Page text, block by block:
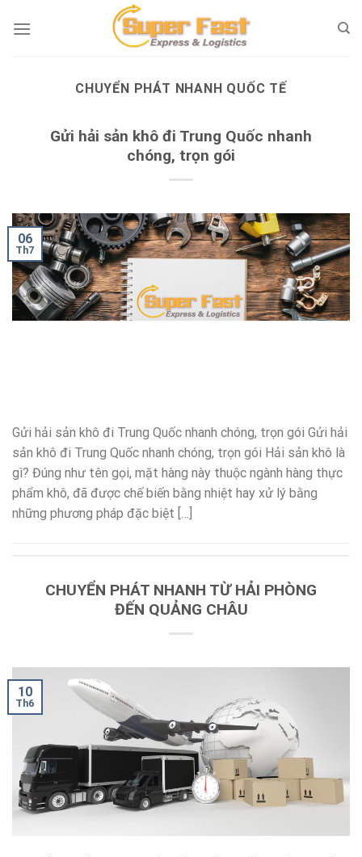
CHUYỂN PHÁT NHANH QUỐC TẾ
Gửi hải sản khô đi Trung Quốc nhanh
chóng, trọn gói
06
Th7
Gửi hải sản khô đi Trung Quốc nhanh chóng, trọn gói Gửi hải
sản khô đi Trung Quốc nhanh chóng, trọn gói Hải sản khô là
gì? Đúng như tên gọi, mặt hàng này thuộc ngành hàng thực
phẩm khô, đã được chế biến bằng nhiệt hay xử lý bằng
những phương pháp đặc biệt […]
CHUYỂN PHÁT NHANH TỪ HẢI PHÒNG
ĐẾN QUẢNG CHÂU
10
Th6